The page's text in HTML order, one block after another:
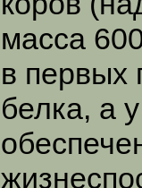
масса
в первых
белка, а